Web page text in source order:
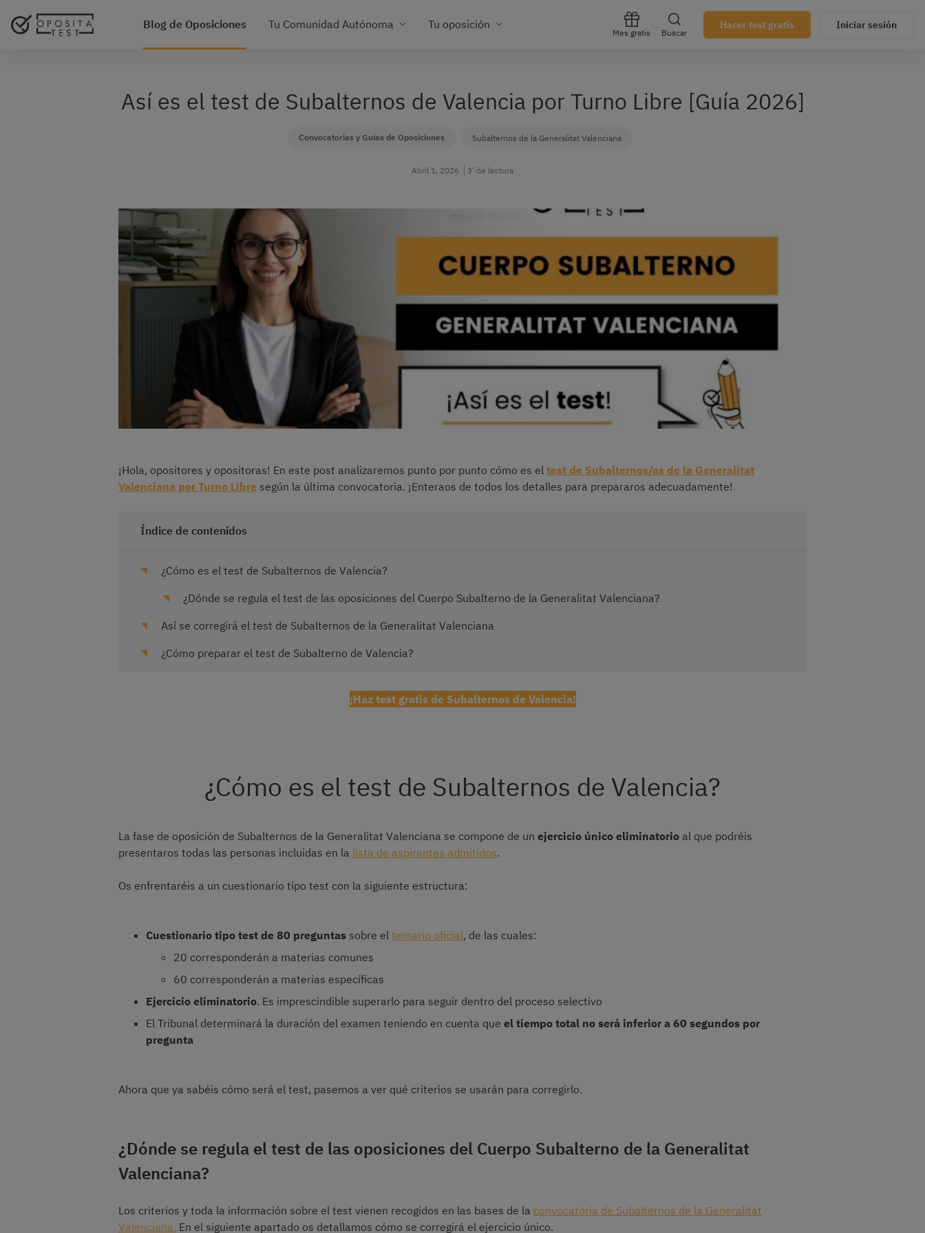
Blog de Oposiciones Tu Comunidad Autónoma Tu oposición
Mes gratis Buscar
Hacer test gratis Iniciar sesión
Así es el test de Subalternos de Valencia por Turno Libre [Guía 2026]
Convocatorias y Guías de Oposiciones Subalternos de la Generalitat Valenciana
Abril 1, 2026 3’ de lectura
¡Hola, opositores y opositoras! En este post analizaremos punto por punto cómo es el test de Subalternos/as de la Generalitat
Valenciana por Turno Libre según la última convocatoria. ¡Enteraos de todos los detalles para prepararos adecuadamente!
Índice de contenidos
¿Cómo es el test de Subalternos de Valencia?
¿Dónde se regula el test de las oposiciones del Cuerpo Subalterno de la Generalitat Valenciana?
Así se corregirá el test de Subalternos de la Generalitat Valenciana
¿Cómo preparar el test de Subalterno de Valencia?
¡Haz test gratis de Subalternos de Valencia!
¿Cómo es el test de Subalternos de Valencia?
La fase de oposición de Subalternos de la Generalitat Valenciana se compone de un ejercicio único eliminatorio al que podréis
presentaros todas las personas incluidas en la lista de aspirantes admitidos.
Os enfrentaréis a un cuestionario tipo test con la siguiente estructura:
Cuestionario tipo test de 80 preguntas sobre el temario oficial, de las cuales:
20 corresponderán a materias comunes
60 corresponderán a materias específicas
Ejercicio eliminatorio. Es imprescindible superarlo para seguir dentro del proceso selectivo
El Tribunal determinará la duración del examen teniendo en cuenta que el tiempo total no será inferior a 60 segundos por
pregunta
Ahora que ya sabéis cómo será el test, pasemos a ver qué criterios se usarán para corregirlo.
¿Dónde se regula el test de las oposiciones del Cuerpo Subalterno de la Generalitat
Valenciana?
Los criterios y toda la información sobre el test vienen recogidos en las bases de la convocatoria de Subalternos de la Generalitat
Valenciana. En el siguiente apartado os detallamos cómo se corregirá el ejercicio único.